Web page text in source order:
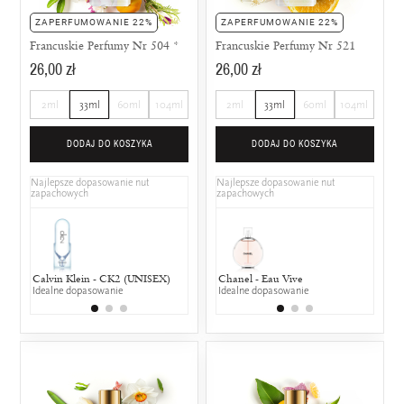
ZAPERFUMOWANIE 22%
Francuskie Perfumy Nr 504 *
26,00 zł
2ml 33ml 60ml 104ml
DODAJ DO KOSZYKA
Najlepsze dopasowanie nut
zapachowych
Calvin Klein - CK2 (UNISEX)
Idealne dopasowanie
Calvin Klein - Euphoria Endless
25% wspólnych nut zapachowych
ZAPERFUMOWANIE 22%
Francuskie Perfumy Nr 521
26,00 zł
2ml 33ml 60ml 104ml
DODAJ DO KOSZYKA
Najlepsze dopasowanie nut
zapachowych
Chanel - Eau Vive
Idealne dopasowanie